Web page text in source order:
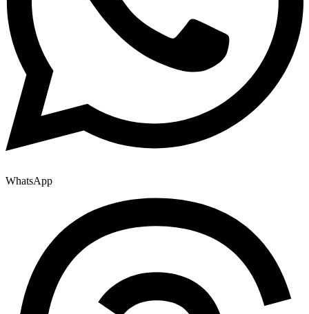
WhatsApp